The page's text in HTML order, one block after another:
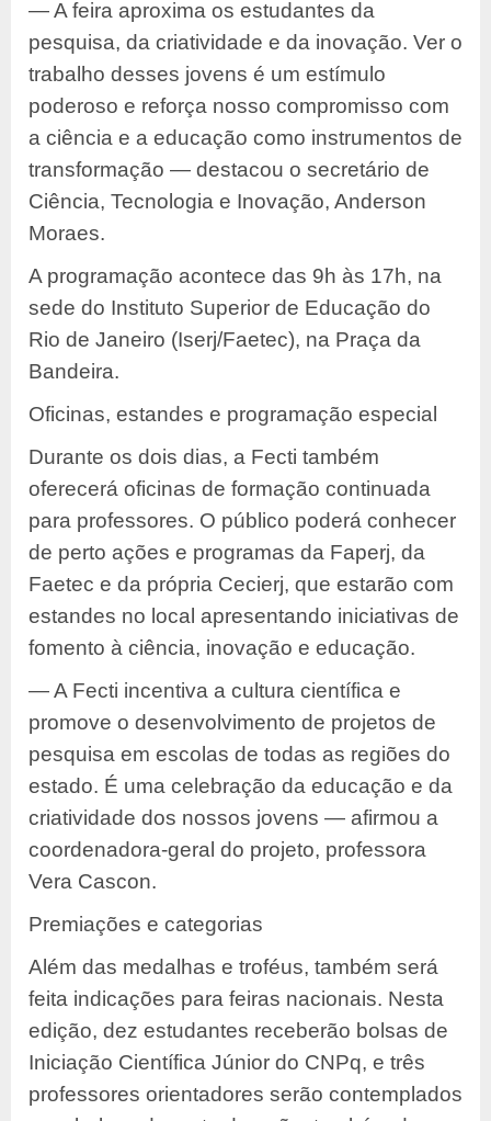
— A feira aproxima os estudantes da
pesquisa, da criatividade e da inovação. Ver o
trabalho desses jovens é um estímulo
poderoso e reforça nosso compromisso com
a ciência e a educação como instrumentos de
transformação — destacou o secretário de
Ciência, Tecnologia e Inovação, Anderson
Moraes.
A programação acontece das 9h às 17h, na
sede do Instituto Superior de Educação do
Rio de Janeiro (Iserj/Faetec), na Praça da
Bandeira.
Oficinas, estandes e programação especial
Durante os dois dias, a Fecti também
oferecerá oficinas de formação continuada
para professores. O público poderá conhecer
de perto ações e programas da Faperj, da
Faetec e da própria Cecierj, que estarão com
estandes no local apresentando iniciativas de
fomento à ciência, inovação e educação.
— A Fecti incentiva a cultura científica e
promove o desenvolvimento de projetos de
pesquisa em escolas de todas as regiões do
estado. É uma celebração da educação e da
criatividade dos nossos jovens — afirmou a
coordenadora-geral do projeto, professora
Vera Cascon.
Premiações e categorias
Além das medalhas e troféus, também será
feita indicações para feiras nacionais. Nesta
edição, dez estudantes receberão bolsas de
Iniciação Científica Júnior do CNPq, e três
professores orientadores serão contemplados